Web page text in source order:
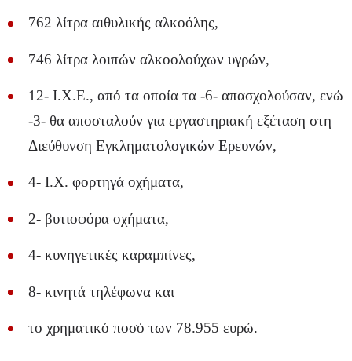
762 λίτρα αιθυλικής αλκοόλης,
746 λίτρα λοιπών αλκοολούχων υγρών,
12- Ι.Χ.Ε., από τα οποία τα -6- απασχολούσαν, ενώ
-3- θα αποσταλούν για εργαστηριακή εξέταση στη
Διεύθυνση Εγκληματολογικών Ερευνών,
4- Ι.Χ. φορτηγά οχήματα,
2- βυτιοφόρα οχήματα,
4- κυνηγετικές καραμπίνες,
8- κινητά τηλέφωνα και
το χρηματικό ποσό των 78.955 ευρώ.